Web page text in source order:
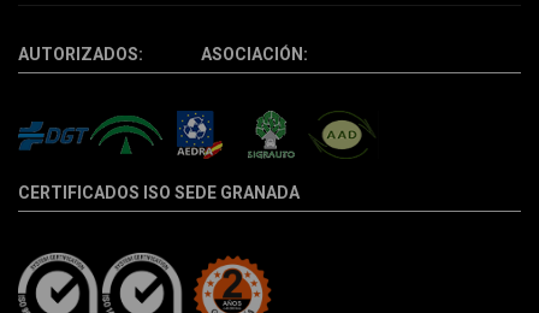
AUTORIZADOS: ASOCIACIÓN:
CERTIFICADOS ISO SEDE GRANADA